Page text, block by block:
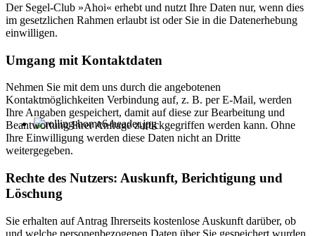
Der Segel-Club »Ahoi« erhebt und nutzt Ihre Daten nur, wenn dies
im gesetzlichen Rahmen erlaubt ist oder Sie in die Datenerhebung
einwilligen.
Umgang mit Kontaktdaten
Nehmen Sie mit dem uns durch die angebotenen
Kontaktmöglichkeiten Verbindung auf, z. B. per E-Mail, werden
Ihre Angaben gespeichert, damit auf diese zur Bearbeitung und
Beantwortung Ihrer Anfrage zurückgegriffen werden kann. Ohne
Ihre Einwilligung werden diese Daten nicht an Dritte
weitergegeben.
Rechte des Nutzers: Auskunft, Berichtigung und
Löschung
Sie erhalten auf Antrag Ihrerseits kostenlose Auskunft darüber, ob
und welche personenbezogenen Daten über Sie gespeichert wurden.